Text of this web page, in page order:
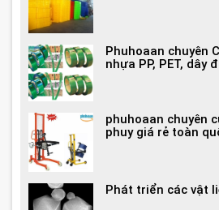
Phuhoaan chuyên
nhựa PP, PET, dây
phuhoaan chuyên
phuy giá rẻ toàn
Phát triển các vật